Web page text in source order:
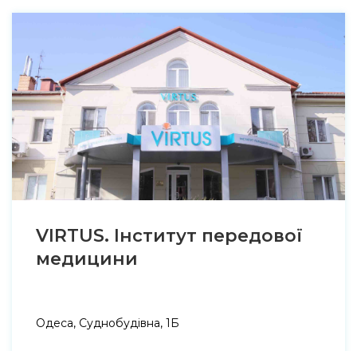
VIRTUS. Інститут передової
медицини
Одеса, Суднобудівна, 1Б